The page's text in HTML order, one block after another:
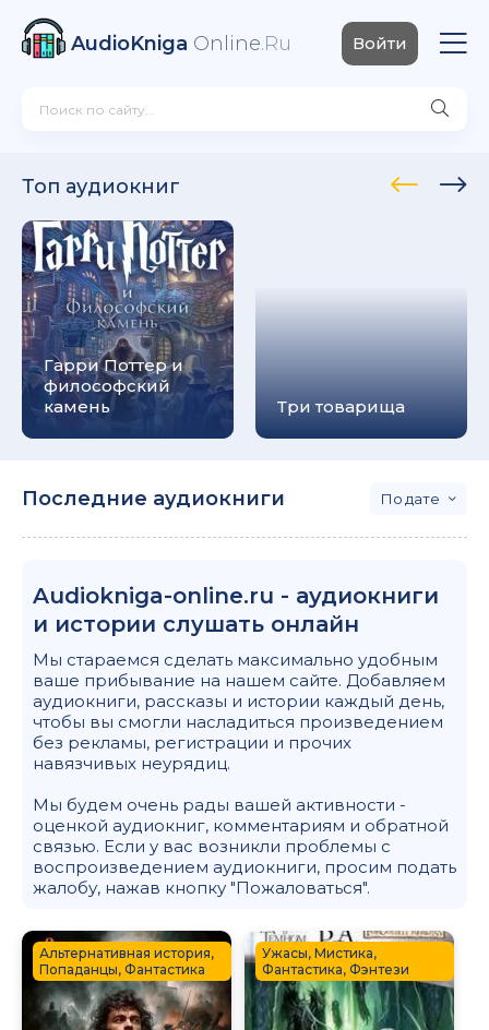
AudioKniga Online.Ru Войти
Топ аудиокниг
Гарри Поттер и
философский
камень
Три товарища
Последние аудиокниги дате
Audiokniga-online.ru - аудиокниги
и истории слушать онлайн
Мы стараемся сделать максимально удобным
ваше прибывание на нашем сайте. Добавляем
аудиокниги, рассказы и истории каждый день,
чтобы вы смогли насладиться произведением
без рекламы, регистрации и прочих
навязчивых неурядиц.
Мы будем очень рады вашей активности -
оценкой аудиокниг, комментариям и обратной
связью. Если у вас возникли проблемы с
воспроизведением аудиокниги, просим подать
жалобу, нажав кнопку "Пожаловаться".
Альтернативная история,
Попаданцы, Фантастика
Ужасы, Мистика,
Фантастика, Фэнтези